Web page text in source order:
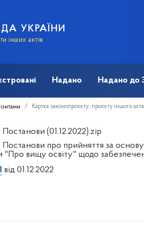
УКРАЇНИ
інших актів
Надано Надано до
Картка законопроєкту, проєкту іншого акта
(01.12.2022).zip
про прийняття за
"Про вищу освіту" щодо
від 01.12.2022